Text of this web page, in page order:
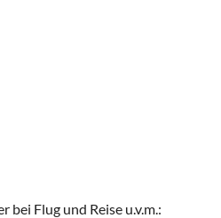
bei Flug und Reise u.v.m.: